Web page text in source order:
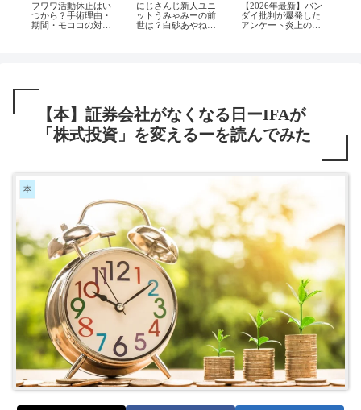
フワワ活動休止はい
つから？手術理由・
期間・モココの対応
にじさんじ新人ユニ
ットうみゃみーの前
世は？白砂あやね・
【2026年最新】バン
ダイ批判が爆発した
アンケート炎上の真
【本】証券会社がなくなる日ーIFAが
「株式投資」を変えるーを読んでみた
本